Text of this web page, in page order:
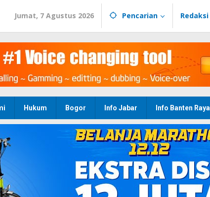
Jumat, 7 Agustus 2026 Pencarian Redaksi
Hukum Bogor Info Jabar Info Banten Raya